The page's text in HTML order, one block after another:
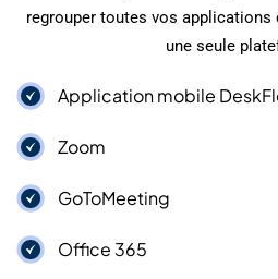
regrouper toutes vos
une seule
Application mobile
Zoom
GoToMeeting
Office 365